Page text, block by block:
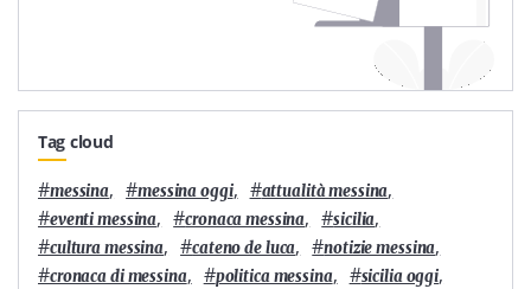
Tag cloud
#messina, #messina oggi, #attualità messina,
#eventi messina, #cronaca messina, #sicilia,
#cultura messina, #cateno de luca, #notizie messina,
#cronaca di messina, #politica messina, #sicilia oggi,